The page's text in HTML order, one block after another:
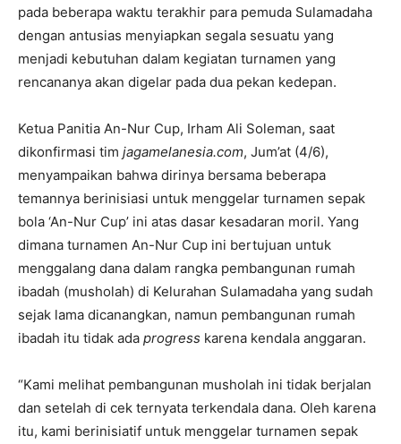
pada beberapa waktu terakhir para pemuda Sulamadaha
dengan antusias menyiapkan segala sesuatu yang
menjadi kebutuhan dalam kegiatan turnamen yang
rencananya akan digelar pada dua pekan kedepan.
Ketua Panitia An-Nur Cup, Irham Ali Soleman, saat
dikonfirmasi tim jagamelanesia.com, Jum’at (4/6),
menyampaikan bahwa dirinya bersama beberapa
temannya berinisiasi untuk menggelar turnamen sepak
bola ‘An-Nur Cup’ ini atas dasar kesadaran moril. Yang
dimana turnamen An-Nur Cup ini bertujuan untuk
menggalang dana dalam rangka pembangunan rumah
ibadah (musholah) di Kelurahan Sulamadaha yang sudah
sejak lama dicanangkan, namun pembangunan rumah
ibadah itu tidak ada progress karena kendala anggaran.
“Kami melihat pembangunan musholah ini tidak berjalan
dan setelah di cek ternyata terkendala dana. Oleh karena
itu, kami berinisiatif untuk menggelar turnamen sepak